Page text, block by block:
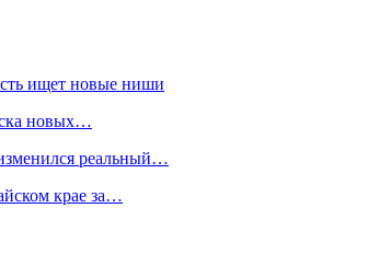
ищет новые ниши
новых…
реальный…
крае за…